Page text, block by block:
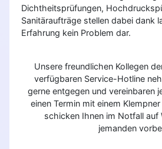
Dichtheitsprüfungen,
Sanitäraufträge stellen dabei dank
Erfahrung kein Problem dar.
Unsere freundlichen Kollegen
verfügbaren Service-Hotline
gerne entgegen und vereinbaren
einen Termin mit einem
schicken Ihnen im Notfall
jemanden